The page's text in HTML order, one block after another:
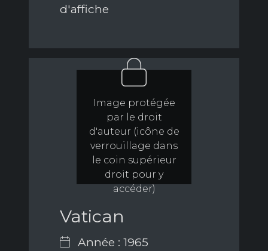
d'affiche
Image protégée
par le droit
d'auteur (icône de
verrouillage dans
le coin supérieur
droit pour y
accéder)
Vatican
Année : 1965